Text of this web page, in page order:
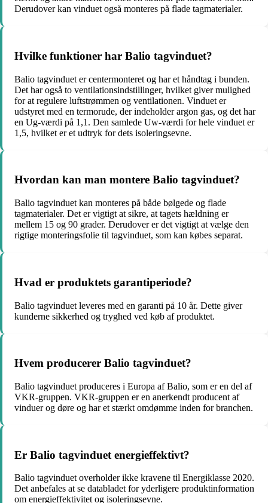
Derudover kan vinduet også monteres på flade tagmaterialer.
Hvilke funktioner har Balio tagvinduet?
Balio tagvinduet er centermonteret og har et håndtag i bunden.
Det har også to ventilationsindstillinger, hvilket giver mulighed
for at regulere luftstrømmen og ventilationen. Vinduet er
udstyret med en termorude, der indeholder argon gas, og det har
en Ug-værdi på 1,1. Den samlede Uw-værdi for hele vinduet er
1,5, hvilket er et udtryk for dets isoleringsevne.
Hvordan kan man montere Balio tagvinduet?
Balio tagvinduet kan monteres på både bølgede og flade
tagmaterialer. Det er vigtigt at sikre, at tagets hældning er
mellem 15 og 90 grader. Derudover er det vigtigt at vælge den
rigtige monteringsfolie til tagvinduet, som kan købes separat.
Hvad er produktets garantiperiode?
Balio tagvinduet leveres med en garanti på 10 år. Dette giver
kunderne sikkerhed og tryghed ved køb af produktet.
Hvem producerer Balio tagvinduet?
Balio tagvinduet produceres i Europa af Balio, som er en del af
VKR-gruppen. VKR-gruppen er en anerkendt producent af
vinduer og døre og har et stærkt omdømme inden for branchen.
Er Balio tagvinduet energieffektivt?
Balio tagvinduet overholder ikke kravene til Energiklasse 2020.
Det anbefales at se databladet for yderligere produktinformation
om energieffektivitet og isoleringsevne.